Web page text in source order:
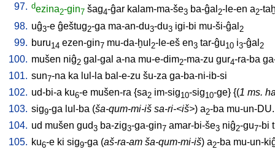
97. dezina2-gin7 šag4-ĝar kalam-ma-še3 ba-ĝal 2-le-en a2-
98. uĝ3-e ĝeštug2-ga ma-an-du3-du3 igi-bi mu-ši-ĝal 2
99. buru14 ezen-gin7 mu-da-ḫul 2-le-eš en3 tar-ĝu10 i3-ĝal 2
100. mušen niĝ2 gal-gal a-na mu-e-dim2-ma-zu gur4-ra-ba
101. sun7-na ka lul-la bal-e-zu šu-za ga-ba-ni-ib-si
102. ud-bi-a ku6-e mušen-ra {sa2 im-sig10-sig10-ge} {(1 ms.
103. sig9-ga lul-ba (ša-qum-mi-iš sa-ri-<iš>) a2-ba mu-un-
104. ud mušen gud3 ba-zig3-ga-gin7 amar-bi-še3 niĝ2-gu7-bi
105. ku6-e ki sig9-ga (aš-ra-am ša-qum-mi-iš) a2-ba mu-un-